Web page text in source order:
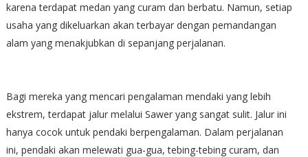
karena terdapat medan yang curam dan berbatu. Namun, setiap
usaha yang dikeluarkan akan terbayar dengan pemandangan
alam yang menakjubkan di sepanjang perjalanan.
Bagi mereka yang mencari pengalaman mendaki yang lebih
ekstrem, terdapat jalur melalui Sawer yang sangat sulit. Jalur ini
hanya cocok untuk pendaki berpengalaman. Dalam perjalanan
ini, pendaki akan melewati gua-gua, tebing-tebing curam, dan